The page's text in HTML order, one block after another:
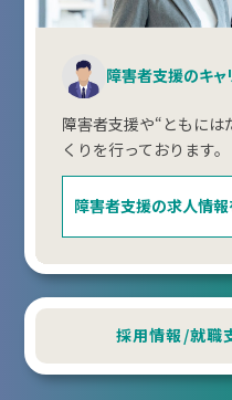
障害者支援のキャ
障害者支援や“ともには
くりを行っております。
障害者支援の求人情
採用情報/就職